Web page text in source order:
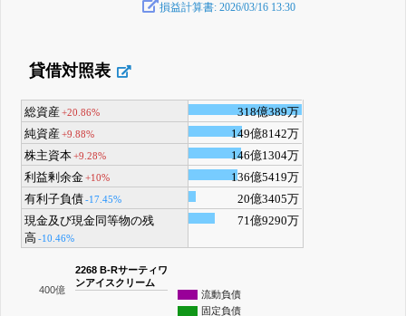
損益計算書: 2026/03/16 13:30
貸借対照表
総資産+20.86%
318億389万
純資産+9.88%
149億8142万
株主資本+9.28%
146億1304万
利益剰余金+10%
136億5419万
有利子負債-17.45%
20億3405万
現金及び現金同等物の残
高-10.46%
71億9290万
2268 B-Rサーティワ
ンアイスクリーム
流動負債
固定負債
400億